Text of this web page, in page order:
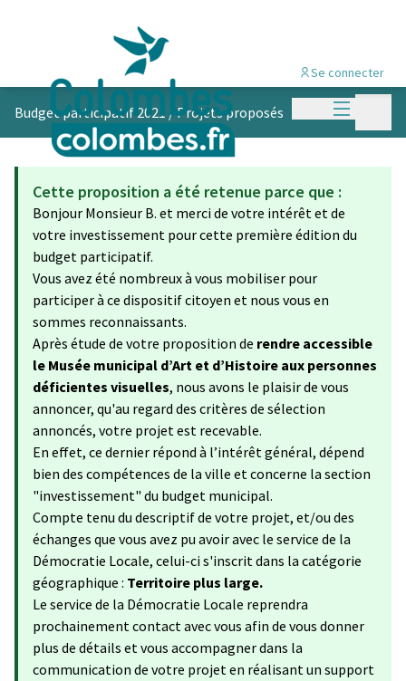
Menu
Se connecter
Budget participatif 2021 /Projets proposés
Cette proposition a été retenue parce que :
Bonjour Monsieur B. et merci de votre intérêt et de
votre investissement pour cette première édition du
budget participatif.
Vous avez été nombreux à vous mobiliser pour
participer à ce dispositif citoyen et nous vous en
sommes reconnaissants.
Après étude de votre proposition de rendre accessible
le Musée municipal d’Art et d’Histoire aux personnes
déficientes visuelles, nous avons le plaisir de vous
annoncer, qu'au regard des critères de sélection
annoncés, votre projet est recevable.
En effet, ce dernier répond à l’intérêt général, dépend
bien des compétences de la ville et concerne la section
"investissement" du budget municipal.
Compte tenu du descriptif de votre projet, et/ou des
échanges que vous avez pu avoir avec le service de la
Démocratie Locale, celui-ci s'inscrit dans la catégorie
géographique : Territoire plus large.
Le service de la Démocratie Locale reprendra
prochainement contact avec vous afin de vous donner
plus de détails et vous accompagner dans la
communication de votre projet en réalisant un support